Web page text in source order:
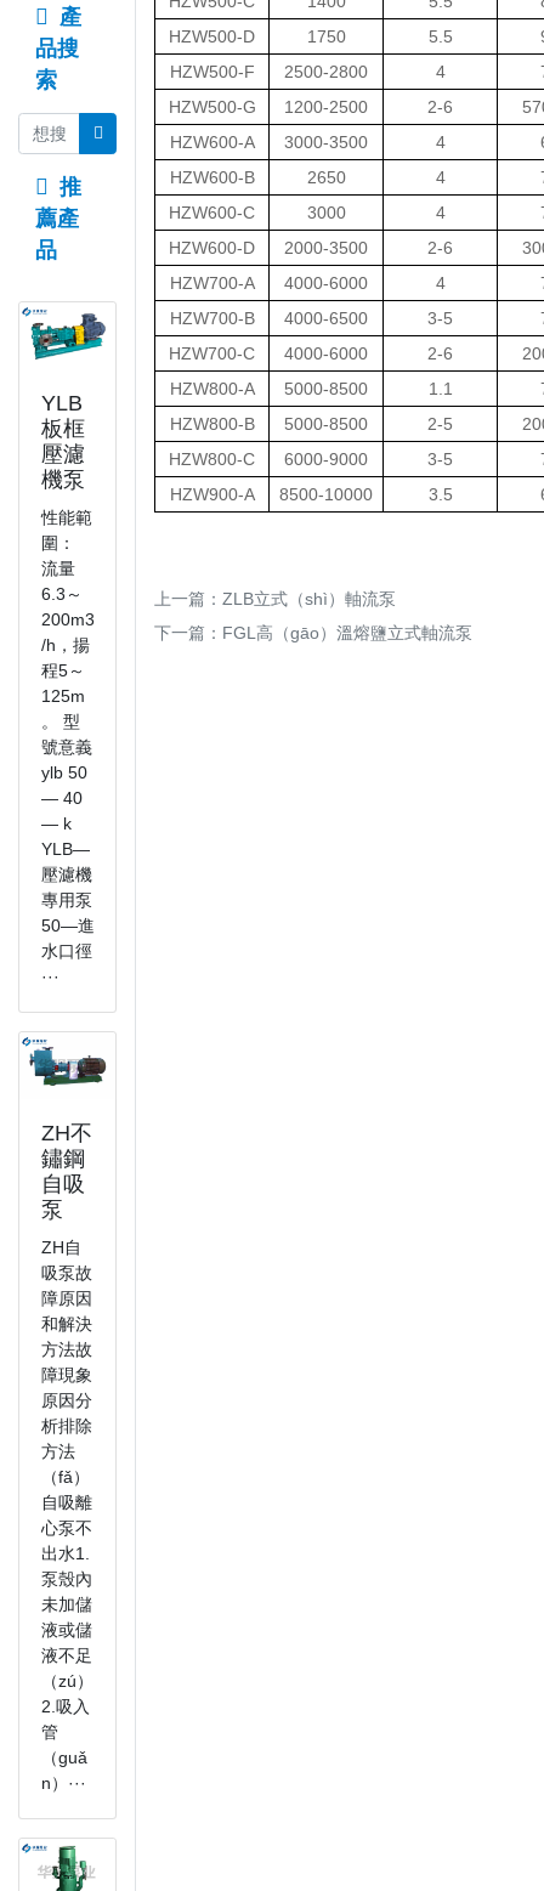
產
品搜
索
推
薦產
品
YLB
板框
壓濾
機泵
性能範
圍：
流量
6.3～
200m3
/h，揚
程5～
125m
。 型
號意義
ylb 50
— 40
— k
YLB—
壓濾機
專用泵
50—進
水口徑
···
ZH不
鏽鋼
自吸
泵
ZH自
吸泵故
障原因
和解決
方法故
障現象
原因分
析排除
方法
（fǎ）
自吸離
心泵不
出水1.
泵殼內
未加儲
液或儲
液不足
（zú）
2.吸入
管
（guǎ
n）···
HZW500-D
1750 5.5
HZW500-F
2500-2800 4
HZW500-G
1200-2500 2-6
HZW600-A
3000-3500 4
HZW600-B
2650 4
HZW600-C
3000 4
HZW600-D
2000-3500 2-6
HZW700-A
4000-6000 4
HZW700-B
4000-6500 3-5
HZW700-C
4000-6000 2-6
HZW800-A
5000-8500 1.1
HZW800-B
5000-8500 2-5
HZW800-C
6000-9000 3-5
HZW900-A
8500-10000 3.5
上一篇： ZLB立式（shì）軸流泵
下一篇： FGL高（gāo）溫熔鹽立式軸流泵